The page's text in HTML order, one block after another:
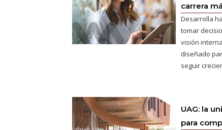
carrera
Desarrolla
tomar
visión
diseñado
seguir
UAG: la
para